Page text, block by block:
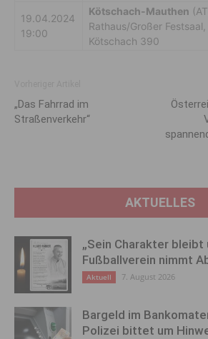
19.04.2024
19:00
Kötschach-Mauthen
Rathaus/Großer Festsaal,
Kötschach 390
„Das Fahrrad im
Straßenverkehr“
AKTUELLES
„Sein Charakter bleibt
Fußballverein nimmt
Aktuell 7. August 2026
Bargeld im
Polizei bittet um